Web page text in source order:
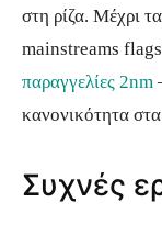
στη ρίζα. Μέχρι
mainstreams
παραγγελίες 2nm
κανονικότητα
Συχνές